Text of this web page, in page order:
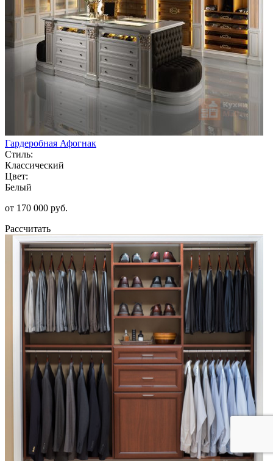
Гардеробная Афогнак
Стиль:
Классический
Цвет:
Белый
от 170 000 руб.
Рассчитать